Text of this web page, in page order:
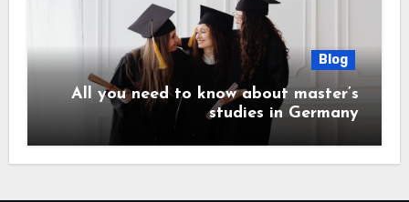
Blog
All you need to know about master’s
studies in Germany